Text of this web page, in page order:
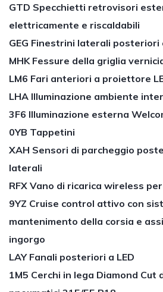
GTD Specchietti retrovisori
elettricamente e riscaldabili
GEG Finestrini laterali
MHK Fessure della griglia
LM6 Fari anteriori a proiettore
LHA Illuminazione ambiente
3F6 Illuminazione esterna
0YB Tappetini
XAH Sensori di parcheggio
laterali
RFX Vano di ricarica wireless
9YZ Cruise control attivo con
mantenimento della corsia e
ingorgo
LAY Fanali posteriori a LED
1M5 Cerchi in lega Diamond Cut